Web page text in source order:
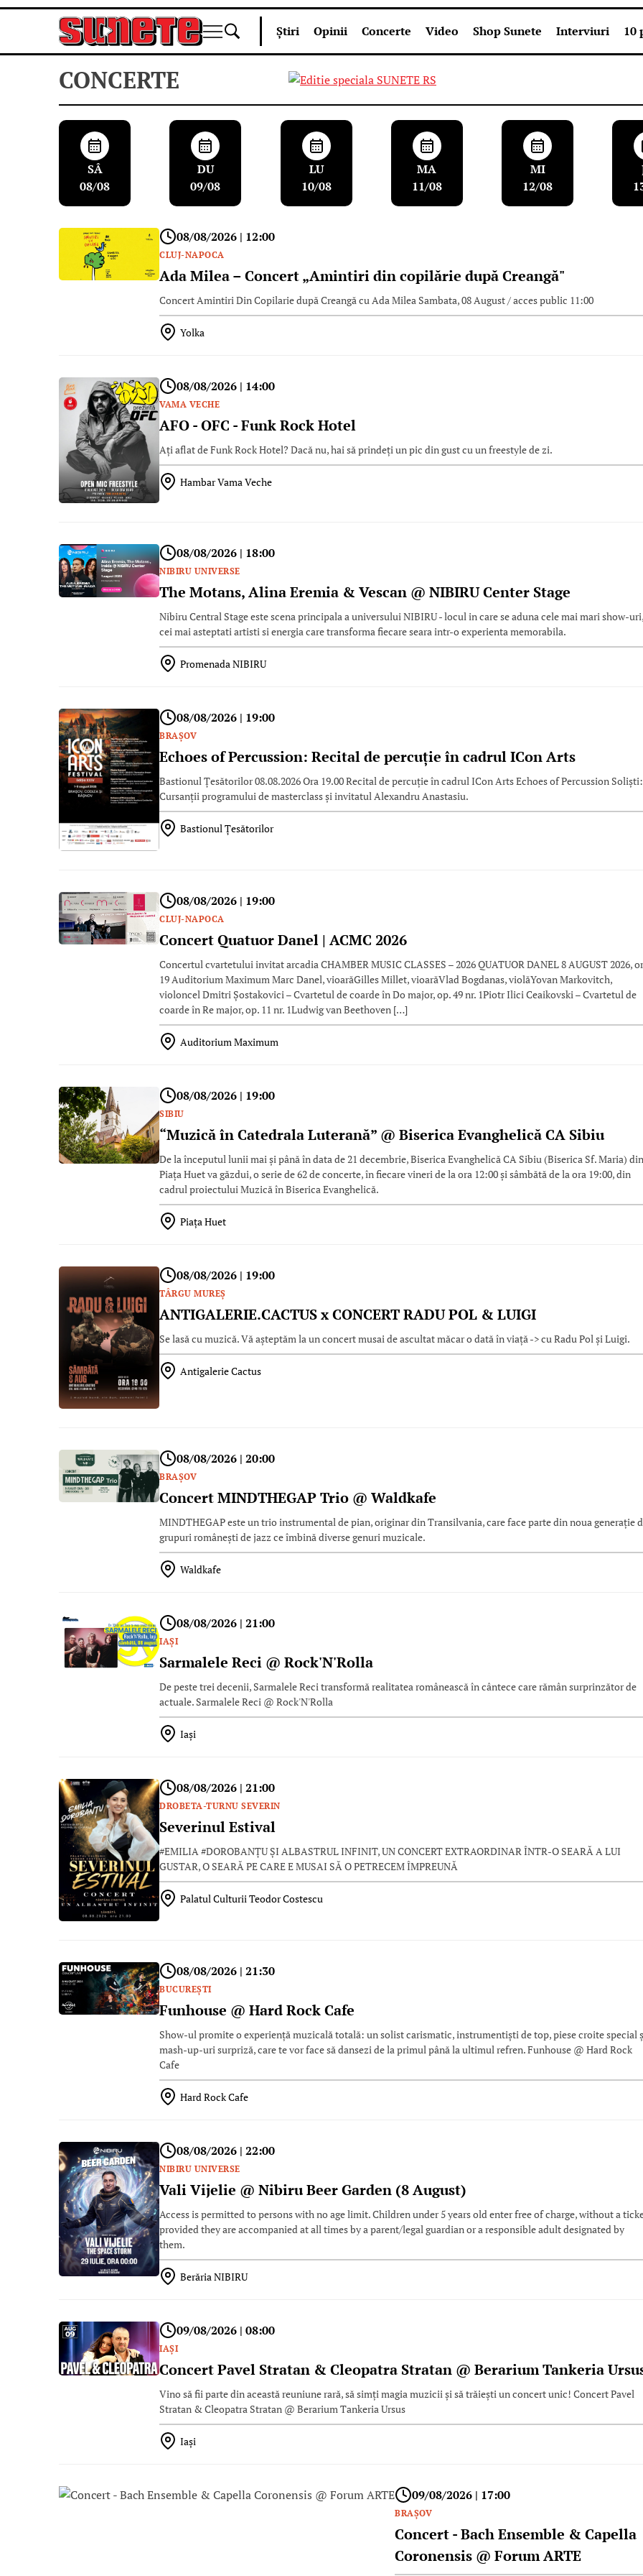
content
Știri Opinii Concerte Video Shop Sunete Interviuri 10
CONCERTE
SÂ
08/08
DU
09/08
LU
10/08
MA
11/08
MI
12/08
08/08/2026 | 12:00
CLUJ-NAPOCA
Ada Milea – Concert „Amintiri din copilărie după Creangă"
Concert Amintiri Din Copilarie după Creangă cu Ada Milea Sambata, 08 August / acces public 11:00
Yolka
08/08/2026 | 14:00
VAMA VECHE
AFO - OFC - Funk Rock Hotel
Ați aflat de Funk Rock Hotel? Dacă nu, hai să prindeți un pic din gust cu un freestyle de zi.
Hambar Vama Veche
08/08/2026 | 18:00
NIBIRU UNIVERSE
The Motans, Alina Eremia & Vescan @ NIBIRU Center Stage
Nibiru Central Stage este scena principala a universului NIBIRU - locul in care se aduna cele mai mari show-uri,
cei mai asteptati artisti si energia care transforma fiecare seara intr-o experienta memorabila.
Promenada NIBIRU
08/08/2026 | 19:00
BRAŞOV
Echoes of Percussion: Recital de percuție în cadrul ICon Arts
Bastionul Țesătorilor 08.08.2026 Ora 19.00 Recital de percuție în cadrul ICon Arts Echoes of Percussion Soliști:
Cursanții programului de masterclass și invitatul Alexandru Anastasiu.
Bastionul Țesătorilor
08/08/2026 | 19:00
CLUJ-NAPOCA
Concert Quatuor Danel | ACMC 2026
Concertul cvartetului invitat arcadia CHAMBER MUSIC CLASSES – 2026 QUATUOR DANEL 8 AUGUST 2026,
19 Auditorium Maximum Marc Danel, vioarăGilles Millet, vioarăVlad Bogdanas, violăYovan Markovitch,
violoncel Dmitri Șostakovici – Cvartetul de coarde în Do major, op. 49 nr. 1Piotr Ilici Ceaikovski – Cvartetul de
coarde în Re major, op. 11 nr. 1Ludwig van Beethoven […]
Auditorium Maximum
08/08/2026 | 19:00
SIBIU
“Muzică în Catedrala Luterană” @ Biserica Evanghelică CA Sibiu
De la începutul lunii mai şi până în data de 21 decembrie, Biserica Evanghelică CA Sibiu (Biserica Sf. Maria) din
Piaţa Huet va găzdui, o serie de 62 de concerte, în fiecare vineri de la ora 12:00 și sâmbătă de la ora 19:00, din
cadrul proiectului Muzică în Biserica Evanghelică.
Piaţa Huet
08/08/2026 | 19:00
TÂRGU MUREŞ
ANTIGALERIE.CACTUS x CONCERT RADU POL & LUIGI
Se lasă cu muzică. Vă așteptăm la un concert musai de ascultat măcar o dată în viață -> cu Radu Pol și Luigi.
Antigalerie Cactus
08/08/2026 | 20:00
BRAŞOV
Concert MINDTHEGAP Trio @ Waldkafe
MINDTHEGAP este un trio instrumental de pian, originar din Transilvania, care face parte din noua generație
grupuri românești de jazz ce îmbină diverse genuri muzicale.
Waldkafe
08/08/2026 | 21:00
IAŞI
Sarmalele Reci @ Rock'N'Rolla
De peste trei decenii, Sarmalele Reci transformă realitatea românească în cântece care rămân surprinzător de
actuale. Sarmalele Reci @ Rock'N'Rolla
Iaşi
08/08/2026 | 21:00
DROBETA-TURNU SEVERIN
Severinul Estival
#EMILIA #DOROBANȚU ȘI ALBASTRUL INFINIT, UN CONCERT EXTRAORDINAR ÎNTR-O SEARĂ A LUI
GUSTAR, O SEARĂ PE CARE E MUSAI SĂ O PETRECEM ÎMPREUNĂ
Palatul Culturii Teodor Costescu
08/08/2026 | 21:30
BUCUREŞTI
Funhouse @ Hard Rock Cafe
Show-ul promite o experiență muzicală totală: un solist carismatic, instrumentiști de top, piese croite special
mash-up-uri surpriză, care te vor face să dansezi de la primul până la ultimul refren. Funhouse @ Hard Rock
Cafe
Hard Rock Cafe
08/08/2026 | 22:00
NIBIRU UNIVERSE
Vali Vijelie @ Nibiru Beer Garden (8 August)
Access is permitted to persons with no age limit. Children under 5 years old enter free of charge, without a
provided they are accompanied at all times by a parent/legal guardian or a responsible adult designated by
them.
Berăria NIBIRU
09/08/2026 | 08:00
IAŞI
Concert Pavel Stratan & Cleopatra Stratan @ Berarium Tankeria
Vino să fii parte din această reuniune rară, să simți magia muzicii și să trăiești un concert unic! Concert Pavel
Stratan & Cleopatra Stratan @ Berarium Tankeria Ursus
Iaşi
09/08/2026 | 17:00
BRAŞOV
Concert - Bach Ensemble & Capella
Coronensis @ Forum ARTE